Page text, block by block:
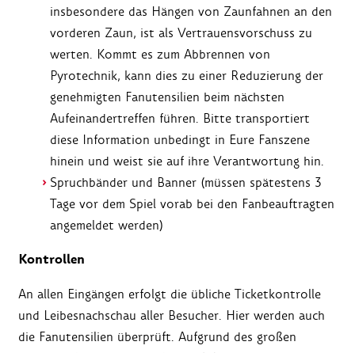
insbesondere das Hängen von Zaunfahnen an den
vorderen Zaun, ist als Vertrauensvorschuss zu
werten. Kommt es zum Abbrennen von
Pyrotechnik, kann dies zu einer Reduzierung der
genehmigten Fanutensilien beim nächsten
Aufeinandertreffen führen. Bitte transportiert
diese Information unbedingt in Eure Fanszene
hinein und weist sie auf ihre Verantwortung hin.
Spruchbänder und Banner (müssen spätestens 3
Tage vor dem Spiel vorab bei den Fanbeauftragten
angemeldet werden)
Kontrollen
An allen Eingängen erfolgt die übliche Ticketkontrolle
und Leibesnachschau aller Besucher. Hier werden auch
die Fanutensilien überprüft. Aufgrund des großen